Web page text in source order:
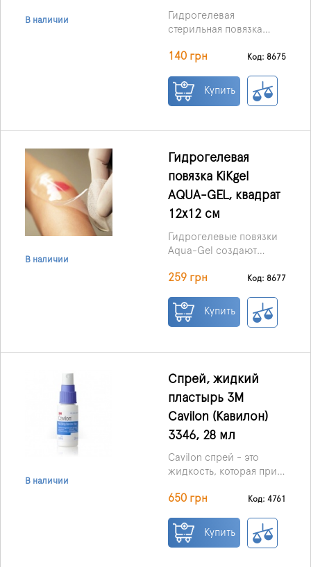
В наличии
Гидрогелевая
стерильная повязка
см, производства
перевязочный
биоматериал III
защиту ран различного
происхождения.
140 грн Код: 8675
Купить
В наличии
Гидрогелевая
повязка KiKgеl
AQUA-GEL, квадрат
12х12 см
Гидрогелевые повязки
Aqua-Gel создают
барьер против
среды , но при этом
позволяют проникать
259 грн Код: 8677
Купить
В наличии
Спрей, жидкий
пластырь 3M
Cavilon (Кавилон)
3346, 28 мл
Cavilon спрей - это
жидкость, которая при
кожи становится
пропускает влагу.
650 грн Код: 4761
Купить